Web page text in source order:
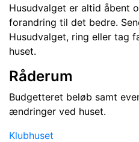
Husudvalget er altid åbent
forandring til det bedre.
Husudvalget, ring eller tag
huset.
Råderum
Budgetteret beløb samt
ændringer ved huset.
Klubhuset